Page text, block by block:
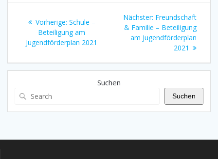
Beitragsnavigation
Vorherige: Vorheriger
Beitrag:
Schule –
Beteiligung am
Jugendförderplan 2021
Nächster: Nächster
Beitrag:
Freundschaft
& Familie – Beteiligung
am Jugendförderplan
2021
Suchen
Suchen